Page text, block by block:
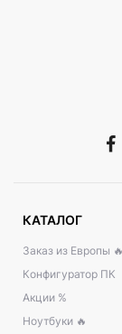
КАТАЛОГ
Заказ из Европы
Конфигуратор ПК
Акции %
Ноутбуки 🔥